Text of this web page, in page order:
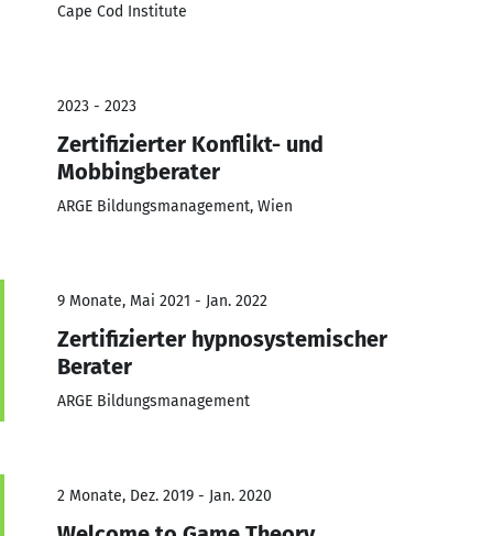
Cape Cod Institute
2023 - 2023
Zertifizierter Konflikt- und
Mobbingberater
ARGE Bildungsmanagement, Wien
9 Monate, Mai 2021 - Jan. 2022
Zertifizierter hypnosystemischer
Berater
ARGE Bildungsmanagement
2 Monate, Dez. 2019 - Jan. 2020